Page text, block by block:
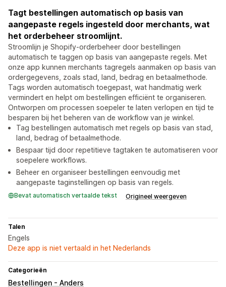
Tagt bestellingen automatisch op basis van
aangepaste regels ingesteld door merchants, wat
het orderbeheer stroomlijnt.
Stroomlijn je Shopify-orderbeheer door bestellingen
automatisch te taggen op basis van aangepaste regels. Met
onze app kunnen merchants tagregels aanmaken op basis van
ordergegevens, zoals stad, land, bedrag en betaalmethode.
Tags worden automatisch toegepast, wat handmatig werk
vermindert en helpt om bestellingen efficiënt te organiseren.
Ontworpen om processen soepeler te laten verlopen en tijd te
besparen bij het beheren van de workflow van je winkel.
Tag bestellingen automatisch met regels op basis van stad,
land, bedrag of betaalmethode.
Bespaar tijd door repetitieve tagtaken te automatiseren voor
soepelere workflows.
Beheer en organiseer bestellingen eenvoudig met
aangepaste taginstellingen op basis van regels.
Bevat automatisch vertaalde tekst Origineel weergeven
Talen
Engels
Deze app is niet vertaald in het Nederlands
Categorieën
Bestellingen - Anders